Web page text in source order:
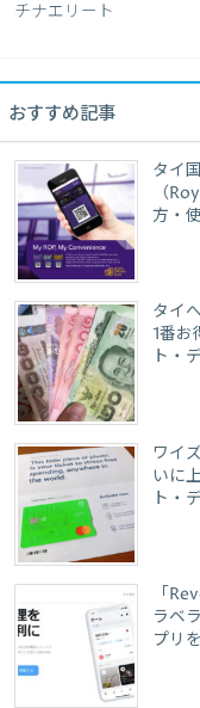
チナエリート
おすすめ記事
タイ
（
方・
タイ
1番お
ト・
ワイ
いに
ト・
「
ラベ
プリ